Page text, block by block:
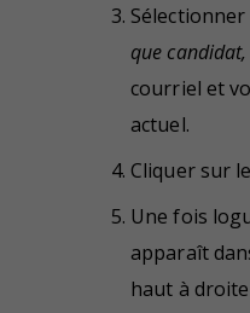
Sélectionner
que candidat,
courriel et
actuel.
Cliquer sur
Une fois
apparaît
haut à